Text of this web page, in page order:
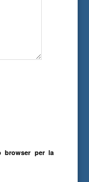
browser per la